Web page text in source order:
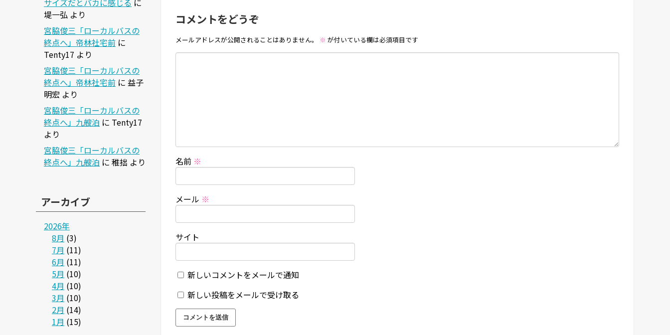
コメントをどうぞ
メールアドレスが公開されることはありません。 ※ が付いている欄は必須項目です
名前 ※
メール ※
サイト
新しいコメントをメールで通知
新しい投稿をメールで受け取る
サイズだとバカに感じる に
堤一弘 より
宮脇俊三「ローカルバスの
終点へ」帝林社宅前 に
Tenty17 より
宮脇俊三「ローカルバスの
終点へ」帝林社宅前 に 益子
明宏 より
宮脇俊三「ローカルバスの
終点へ」九艘泊 に Tenty17
より
宮脇俊三「ローカルバスの
終点へ」九艘泊 に 稚拙 より
アーカイブ
2026年
8月 (3)
7月 (11)
6月 (11)
5月 (10)
4月 (10)
3月 (10)
2月 (14)
1月 (15)